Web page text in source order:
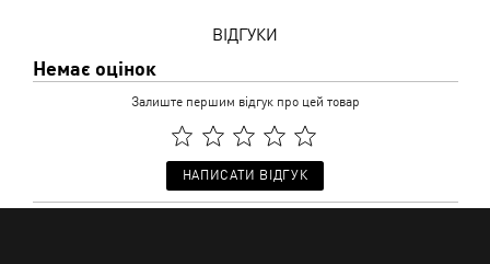
ВІДГУКИ
Немає оцінок
Залиште першим відгук про цей товар
НАПИСАТИ ВІДГУК